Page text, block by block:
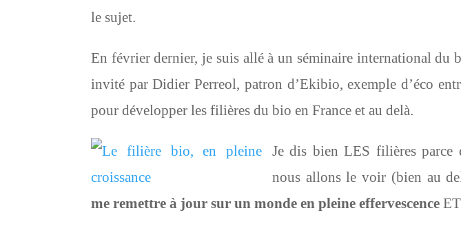
le sujet.
En février dernier, je suis allé à un séminaire international du
invité par Didier Perreol, patron d’Ekibio, exemple d’éco
pour développer les filières du bio en France et au delà.
Je dis bien LES filières parce
nous allons le voir (bien au
me remettre à jour sur un monde en pleine effervescence